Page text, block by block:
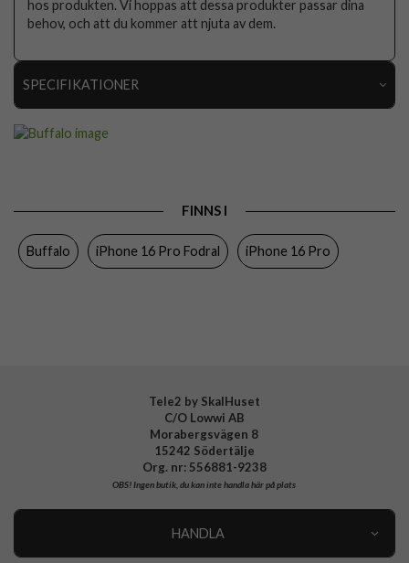
hos produkten. Vi hoppas att dessa produkter passar dina
behov, och att du kommer att njuta av dem.
SPECIFIKATIONER
Kortfack, Löstagbart skal, MagSafe-
kompatibel
Färg
FINNS I
Buffalo iPhone 16 Pro Fodral iPhone 16 Pro
Tele2 by SkalHuset
C/O Lowwi AB
Morabergsvägen 8
15242 Södertälje
Org. nr: 556881-9238
OBS!Ingen butik, du kan inte handla här på plats
HANDLA